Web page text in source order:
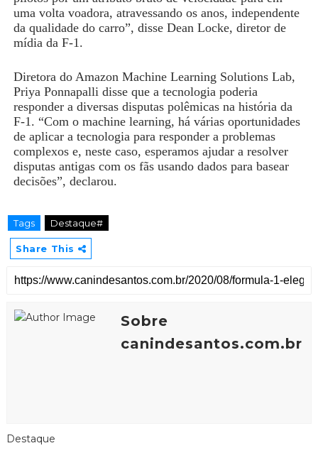
uma volta voadora, atravessando os anos, independente
da qualidade do carro”, disse Dean Locke, diretor de
mídia da F-1.
Diretora do Amazon Machine Learning Solutions Lab,
Priya Ponnapalli disse que a tecnologia poderia
responder a diversas disputas polêmicas na história da
F-1. “Com o machine learning, há várias oportunidades
de aplicar a tecnologia para responder a problemas
complexos e, neste caso, esperamos ajudar a resolver
disputas antigas com os fãs usando dados para basear
decisões”, declarou.
Tags Destaque#
Share This
Sobre
canindesantos.com.br
Destaque